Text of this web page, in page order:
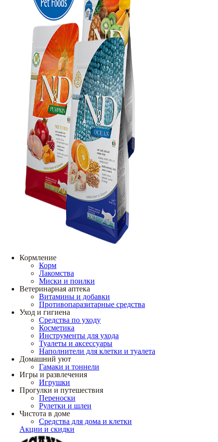
Кормление
Корм
Лакомства
Миски и поилки
Ветеринарная аптека
Витамины и добавки
Противопаразитарные средства
Уход и гигиена
Средства по уходу
Косметика
Инструменты для ухода
Туалеты и аксессуары
Наполнители для клетки и туалета
Домашний уют
Гамаки и тоннели
Игры и развлечения
Игрушки
Прогулки и путешествия
Переноски
Рулетки и шлеи
Чистота в доме
Средства для дома и клетки
Акции и скидки